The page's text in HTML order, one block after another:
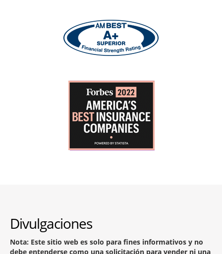
Divulgaciones
Nota: Este sitio web es solo para fines informativos y no
debe entenderse como una solicitación para vender ni una